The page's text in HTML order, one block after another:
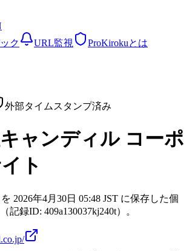
ク URL監視 ProKirokuとは
外部タイムスタンプ済み
ャンディル コーポ
ト
2026年4月30日 05:48 JST に保存した個
記録ID: 409a130037kj240t）。